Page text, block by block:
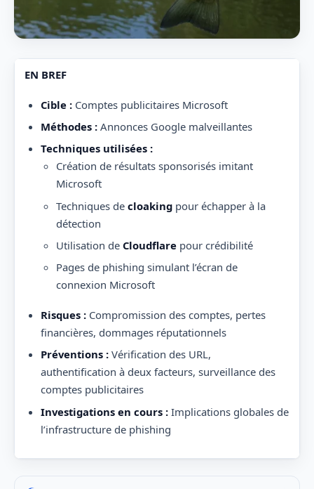
EN BREF
Cible :Comptes publicitaires Microsoft
Méthodes :Annonces Google malveillantes
Techniques utilisées :
Création de résultats sponsorisés imitant
Microsoft
Techniques decloaking pour échapper à la
détection
Utilisation deCloudflare pour crédibilité
Pages de phishing simulant l’écran de
connexion Microsoft
Risques :Compromission des comptes, pertes
financières, dommages réputationnels
Préventions :Vérification des URL,
authentification à deux facteurs, surveillance des
comptes publicitaires
Investigations en cours :Implications globales de
l’infrastructure de phishing